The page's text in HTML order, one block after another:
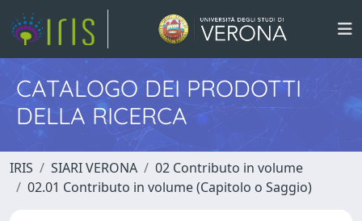
CATALOGO DEI PRODOTTI
DELLA RICERCA
IRIS SIARI VERONA
02 Contributo in volume
02.01 Contributo in volume (Capitolo o Saggio)